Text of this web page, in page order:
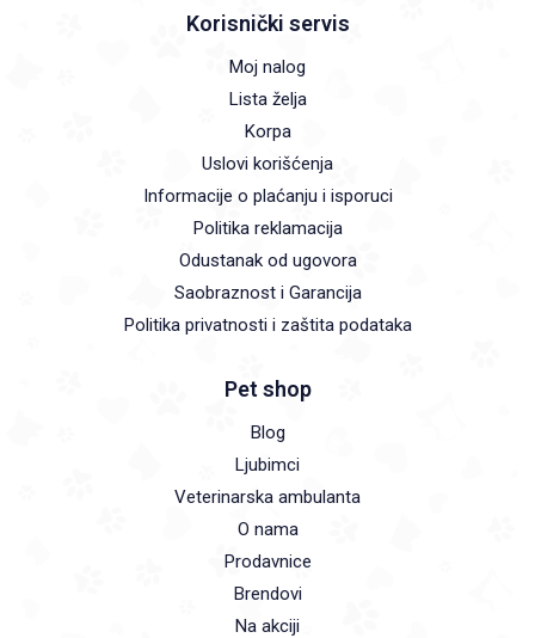
Korisnički servis
Moj nalog
Lista želja
Korpa
Uslovi korišćenja
Informacije o plaćanju i isporuci
Politika reklamacija
Odustanak od ugovora
Saobraznost i Garancija
Politika privatnosti i zaštita podataka
Pet shop
Blog
Ljubimci
Veterinarska ambulanta
O nama
Prodavnice
Brendovi
Na akciji